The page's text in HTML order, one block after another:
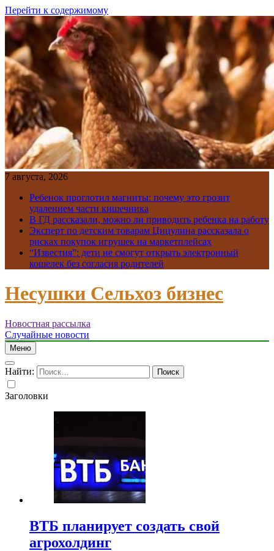
Перейти к содержимому
7 августа, 2026
Ребенок проглотил магниты: почему это грозит
удалением части кишечника
В ГД рассказали, можно ли приводить ребенка на работу
Эксперт по детским товарам Цицулина рассказала о
рисках покупок игрушек на маркетплейсах
“Известия”: дети не смогут открыть электронный
кошелек без согласия родителей
Несушки Сельхоз бизнес
Новостная рассылка
Случайные новости
Меню
Найти:
Заголовки
ВТБ планирует создать свой
агрохолдинг